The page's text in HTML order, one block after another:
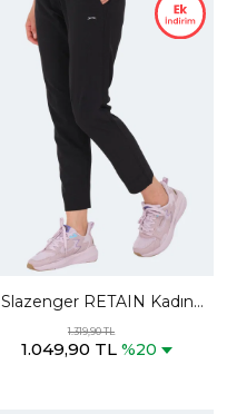
Slazenger RETAIN Kadın
Cepli Siyah Eşofman Altı
1.319,90 TL
1.049,90 TL %20